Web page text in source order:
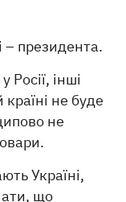
– президента.
інші
країні не буде
не
Україні,
що